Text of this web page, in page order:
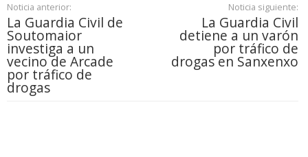
Noticia anterior:
La Guardia Civil de
Soutomaior
investiga a un
vecino de Arcade
por tráfico de
drogas
Noticia siguiente:
La Guardia Civil
detiene a un varón
por tráfico de
drogas en Sanxenxo